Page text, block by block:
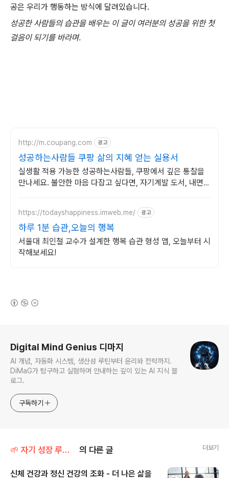
공은 우리가 행동하는 방식에 달려있습니다.
성공한 사람들의 습관을 배우는 이 글이 여러분의 성공을 위한 첫
걸음이 되기를 바라며.
http://m.coupang.com 광고
성공하는사람들 쿠팡 삶의 지혜 얻는 실용서
실생활 적용 가능한 성공하는사람들, 쿠팡에서 깊은 통찰을
만나세요. 불안한 마음 다잡고 싶다면, 자기계발 도서, 내면의
https://todayshappiness.imweb.me/ 광고
하루 1분 습관,오늘의 행복
서울대 최인철 교수가 설계한 행복 습관 형성 앱, 오늘부터 시
작해보세요!
Digital Mind Genius 디마지
AI 개념, 자동화 시스템, 생산성 루틴부터 윤리와 전략까지.
DiMaG가 탐구하고 실험하며 안내하는 깊이 있는 AI 지식 블
로그.
구독하기
🌱 자기 성장 루틴/멘탈 & 감정 루틴 의 다른 글 더보기
신체 건강과 정신 건강의 조화 - 더 나은 삶을